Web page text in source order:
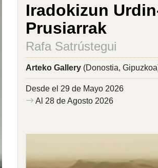
Iradokizun
Prusiarrak
Rafa Satrústegui
Arteko Gallery (Donostia,
Desde el 29 de Mayo 2026
Al 28 de Agosto 2026